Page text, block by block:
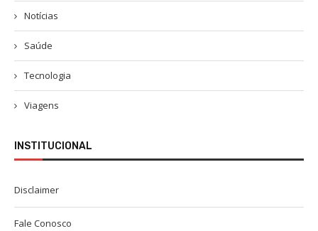
Notícias
Saúde
Tecnologia
Viagens
INSTITUCIONAL
Disclaimer
Fale Conosco